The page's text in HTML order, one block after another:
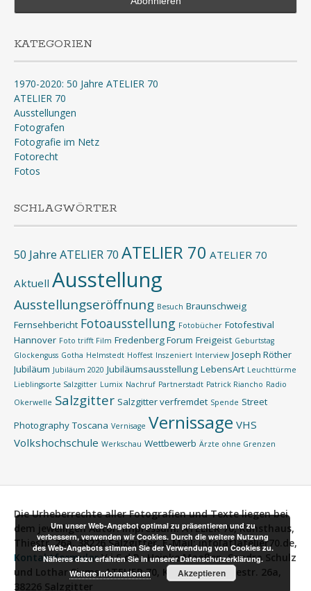
KATEGORIEN
1970-2020: 50 Jahre ATELIER 70
ATELIER 70
Ausstellungen
Fotografen
Fotografie im Netz
Fotorecht
Fotos
SCHLAGWÖRTER
50 Jahre ATELIER 70 ATELIER 70 ATELIER 70
Aktuell Ausstellung
Ausstellungseröffnung Besuch Braunschweig
Fernsehbericht Fotoausstellung Fotobücher Fotofestival
Hannover Foto trifft Film Fredenberg Forum Freigeist Geburtstag
Glockenguss Gotha Helmstedt Hoffest Inszeniert Interview Joseph Röther
Jubiläum Jubiläum 2020 Jubiläumsausstellung LebensArt Leuchttürme
Lieblingsorte Salzgitter Lumix Nachruf Partnerstadt Patrick Riancho Radio
Okerwelle Salzgitter Salzgitter verfremdet Spende Street
Photography Toscana Vernisage Vernissage VHS
Volkshochschule Werkschau Wettbewerb Ärzte ohne Grenzen
Die Urheberrechte aller Fotografien und Texte liegen bei
dem jeweiligen Autor.Impressum: ATELIER 70, Kunsthaus,
Thiestr. 26a, 38226 Salzgitter, E-Mail: info[at]atelier70.de,
Kontaktformular V.i.S.d.P.:Heinke Maaßen, Sandra Schulz
und Lothar Siems, ATELIER 70, Kunsthaus, Thiestr. 26a,
38226 Salzgitter
Um unser Web-Angebot optimal zu präsentieren und zu
verbessern, verwenden wir Cookies. Durch die weitere Nutzung
des Web-Angebots stimmen Sie der Verwendung von Cookies zu.
Näheres dazu erfahren Sie in unserer Datenschutzerklärung.
Weitere Informationen
Akzeptieren